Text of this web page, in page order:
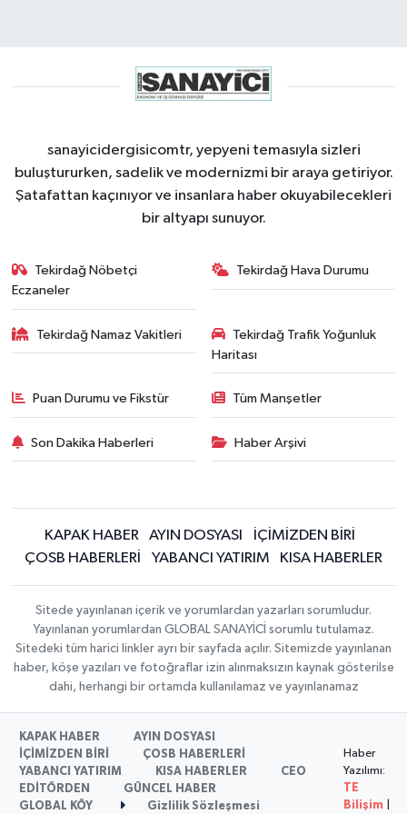
sanayicidergisicomtr, yepyeni temasıyla sizleri
buluştururken, sadelik ve modernizmi bir araya getiriyor.
Şatafattan kaçınıyor ve insanlara haber okuyabilecekleri
bir altyapı sunuyor.
Tekirdağ Nöbetçi
Eczaneler
Tekirdağ Hava Durumu
Tekirdağ Namaz Vakitleri
Tekirdağ Trafik Yoğunluk
Haritası
Puan Durumu ve Fikstür Tüm Manşetler
Son Dakika Haberleri Haber Arşivi
KAPAK HABER AYIN DOSYASI
İÇİMİZDEN BİRİ
ÇOSB HABERLERİ
YABANCI YATIRIM KISA HABERLER
Sitede yayınlanan içerik ve yorumlardan yazarları sorumludur.
Yayınlanan yorumlardan GLOBAL SANAYİCİ sorumlu tutulamaz.
Sitedeki tüm harici linkler ayrı bir sayfada açılır. Sitemizde yayınlanan
haber, köşe yazıları ve fotoğraflar izin alınmaksızın kaynak gösterilse
dahi, herhangi bir ortamda kullanılamaz ve yayınlanamaz
KAPAK HABER
AYIN DOSYASI
İÇİMİZDEN BİRİ
ÇOSB HABERLERİ
YABANCI YATIRIM
KISA HABERLER
CEO
EDİTÖRDEN
GÜNCEL HABER
GLOBAL KÖY
Gizlilik Sözleşmesi
Haber
Yazılımı:
TE
Bilişim